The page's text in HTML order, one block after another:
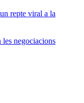
repte viral a la
negociacions